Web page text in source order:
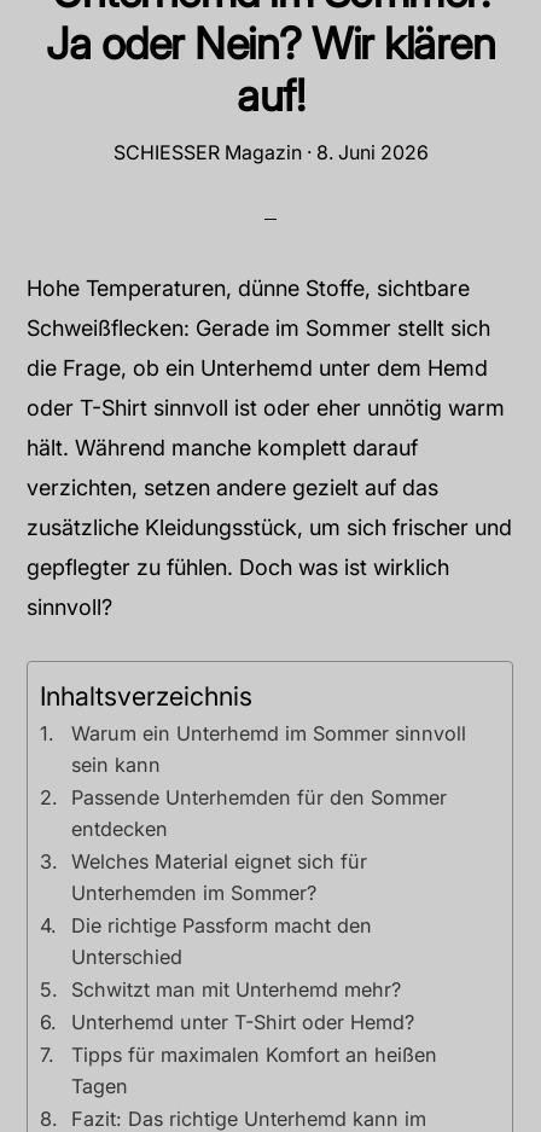
Ja oder Nein? Wir klären
auf!
SCHIESSER Magazin· 8. Juni 2026
Hohe Temperaturen, dünne Stoffe, sichtbare
Schweißflecken: Gerade im Sommer stellt sich
die Frage, ob ein Unterhemd unter dem Hemd
oder T-Shirt sinnvoll ist oder eher unnötig warm
hält. Während manche komplett darauf
verzichten, setzen andere gezielt auf das
zusätzliche Kleidungsstück, um sich frischer und
gepflegter zu fühlen. Doch was ist wirklich
sinnvoll?
Inhaltsverzeichnis
Warum ein Unterhemd im Sommer sinnvoll
sein kann
Passende Unterhemden für den Sommer
entdecken
Welches Material eignet sich für
Unterhemden im Sommer?
Die richtige Passform macht den
Unterschied
Schwitzt man mit Unterhemd mehr?
Unterhemd unter T-Shirt oder Hemd?
Tipps für maximalen Komfort an heißen
Tagen
Fazit: Das richtige Unterhemd kann im